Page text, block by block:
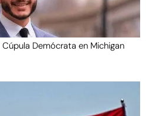
Demócrata en Michigan